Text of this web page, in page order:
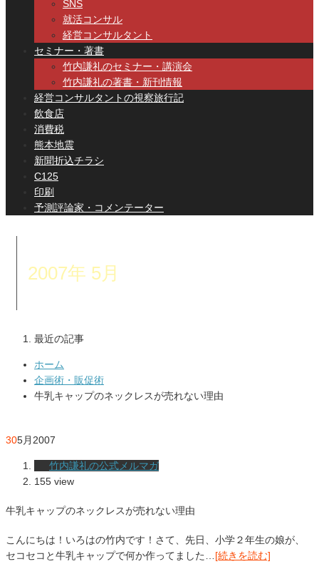
SNS
就活コンサル
経営コンサルタント
セミナー・著書
竹内謙礼のセミナー・講演会
竹内謙礼の著書・新刊情報
経営コンサルタントの視察旅行記
飲食店
消費税
熊本地震
新聞折込チラシ
C125
印刷
予測評論家・コメンテーター
2007年 5月
最近の記事
ホーム
企画術・販促術
牛乳キャップのネックレスが売れない理由
305月2007
竹内謙礼の公式メルマガ
155 view
牛乳キャップのネックレスが売れない理由
こんにちは！いろはの竹内です！さて、先日、小学２年生の娘が、
セコセコと牛乳キャップで何か作ってました… [続きを読む]